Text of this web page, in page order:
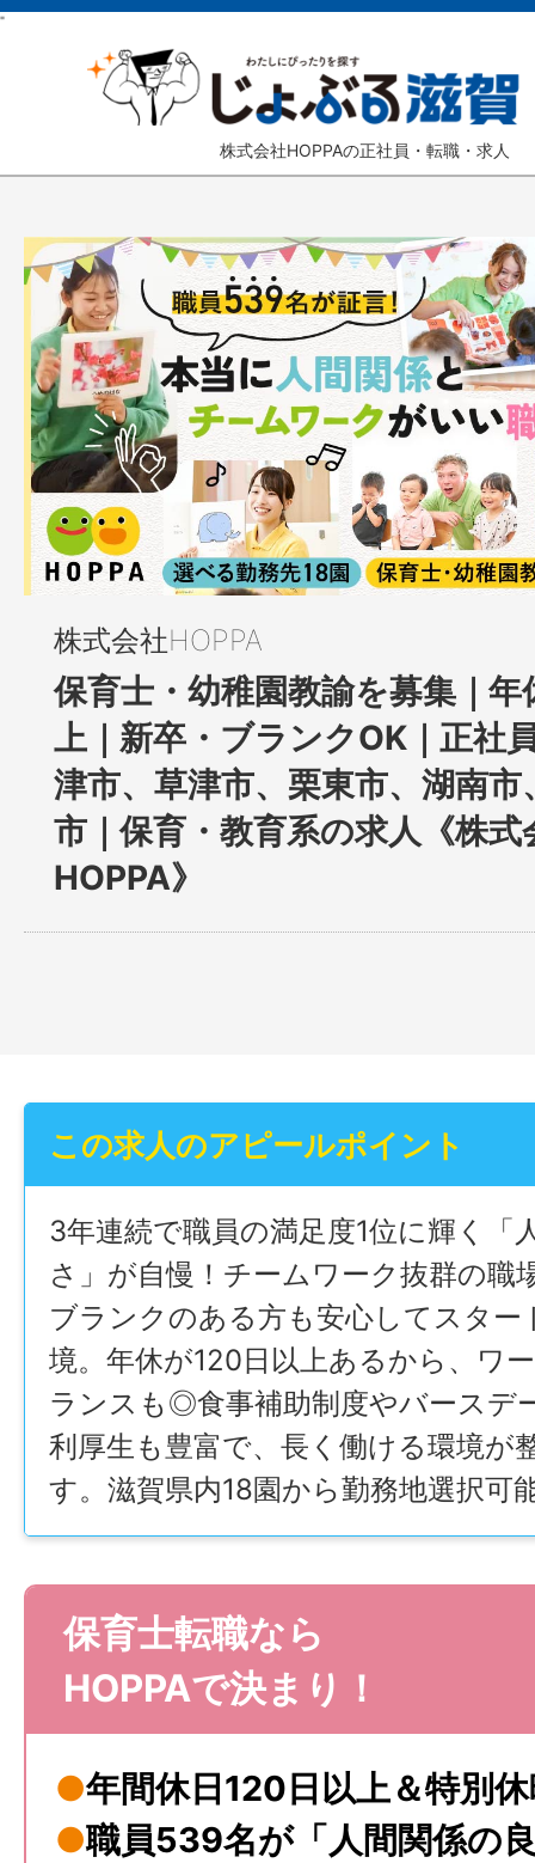
"
株式会社HOPPAの正社員・転職・求人
株式会社HOPPA
保育士・幼稚園教諭を募集｜
上｜新卒・ブランクOK｜正社
津市、草津市、栗東市、湖南市
市｜保育・教育系の求人《株式
HOPPA》
この求人のアピールポイント
3年連続で職員の満足度1位に輝く「
さ」が自慢！チームワーク抜群の職
ブランクのある方も安心してスター
境。年休が120日以上あるから、ワ
ランスも◎食事補助制度やバースデ
利厚生も豊富で、長く働ける環境が
す。滋賀県内18園から勤務地選択可
保育士転職なら
HOPPAで決まり！
●年間休日120日以上＆特別
●職員539名が「人間関係の